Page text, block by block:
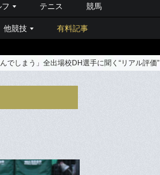
フ テニス 競馬
他競技 有料記事
しまう」全出場校DH選手に聞く“リアル評価”